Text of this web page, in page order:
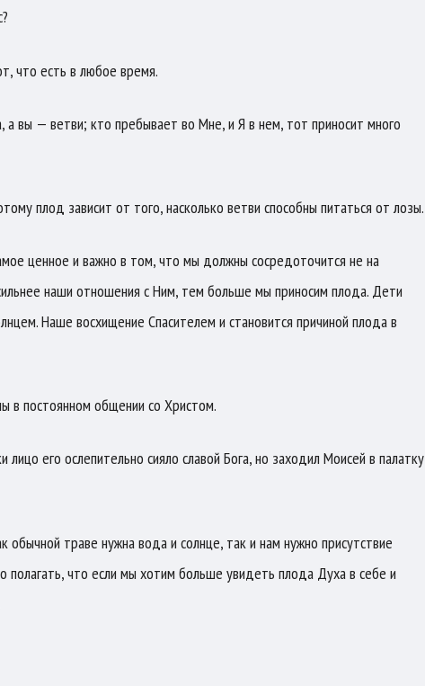
что есть в любое время.
вы — ветви; кто пребывает во Мне, и Я в нем, тот приносит много
плод зависит от того, насколько ветви способны питаться от лозы.
ценное и важно в том, что мы должны сосредоточится не на
наши отношения с Ним, тем больше мы приносим плода. Дети
Наше восхищение Спасителем и становится причиной плода в
в постоянном общении со Христом.
его ослепительно сияло славой Бога, но заходил Моисей в палатку
траве нужна вода и солнце, так и нам нужно присутствие
полагать, что если мы хотим больше увидеть плода Духа в себе и